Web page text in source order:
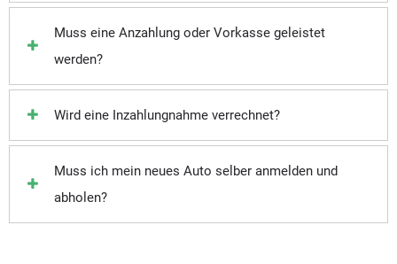
Muss eine Anzahlung oder Vorkasse geleistet
werden?
Wird eine Inzahlungnahme verrechnet?
Muss ich mein neues Auto selber anmelden und
abholen?